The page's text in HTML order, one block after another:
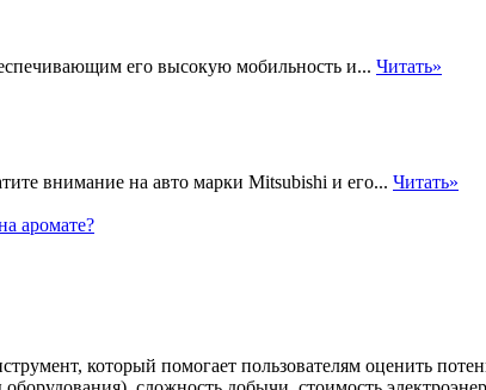
его высокую мобильность и... Читать»
внимание на авто марки Mitsubishi и его... Читать»
аромате?
который помогает пользователям оценить